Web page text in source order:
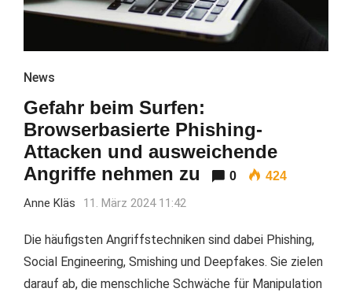
News
Gefahr beim Surfen:
Browserbasierte Phishing-
Attacken und ausweichende
Angriffe nehmen zu
0 424
Anne Kläs 11. März 2024 11:42
Die häufigsten Angriffstechniken sind dabei Phishing,
Social Engineering, Smishing und Deepfakes. Sie zielen
darauf ab, die menschliche Schwäche für Manipulation